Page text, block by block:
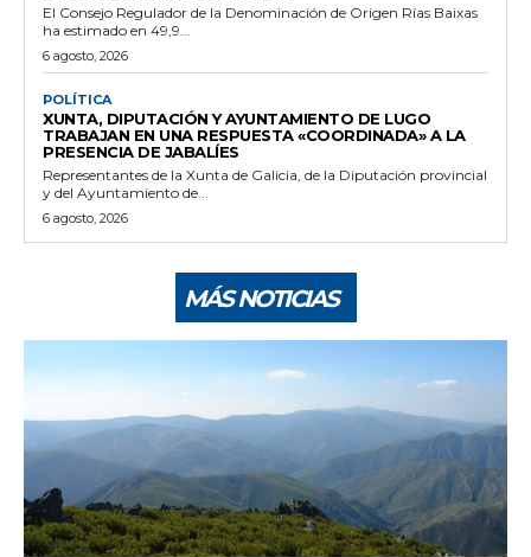
El Consejo Regulador de la Denominación de Origen Rías Baixas
ha estimado en 49,9...
6 agosto, 2026
POLÍTICA
XUNTA, DIPUTACIÓN Y AYUNTAMIENTO DE LUGO
TRABAJAN EN UNA RESPUESTA «COORDINADA» A LA
PRESENCIA DE JABALÍES
Representantes de la Xunta de Galicia, de la Diputación provincial
y del Ayuntamiento de...
6 agosto, 2026
MÁS NOTICIAS